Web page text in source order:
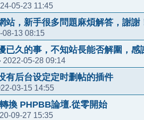
05-23 11:45
站，新手很多問題麻煩解答，謝謝
08-13 08:15
已久的事，不知站長能否解圍，感
2022-05-28 09:14
有后台设定定时删帖的插件
03-15 14:55
換 PHPBB論壇.從零開始
09-27 15:35